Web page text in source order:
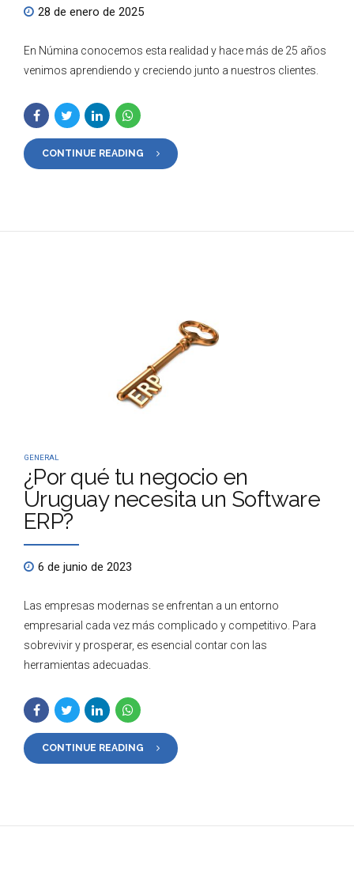
28 de enero de 2025
En Númina conocemos esta realidad y hace más de 25 años
venimos aprendiendo y creciendo junto a nuestros clientes.
CONTINUE READING
GENERAL
¿Por qué tu negocio en
Uruguay necesita un Software
ERP?
6 de junio de 2023
Las empresas modernas se enfrentan a un entorno
empresarial cada vez más complicado y competitivo. Para
sobrevivir y prosperar, es esencial contar con las
herramientas adecuadas.
CONTINUE READING